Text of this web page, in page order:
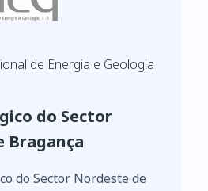
de Energia e Geologia
do Sector
Bragança
do Sector Nordeste de